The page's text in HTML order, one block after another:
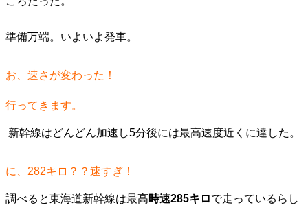
準備万端。いよいよ発車。
お、速さが変わった！
行ってきます。
新幹線はどんどん加速し5分後には最高速度近くに達した。
に、282キロ？？速すぎ！
調べると東海道新幹線は最高時速285キロで走っているらし